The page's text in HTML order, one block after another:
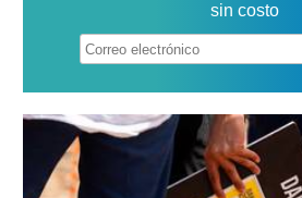
sin costo